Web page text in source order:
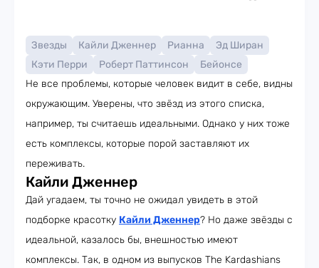
Звезды Кайли Дженнер Рианна
Эд Ширан
Кэти Перри
Роберт Паттинсон
Бейонсе
Не все проблемы, которые человек видит в себе, видны
окружающим. Уверены, что звёзд из этого списка,
например, ты считаешь идеальными. Однако у них тоже
есть комплексы, которые порой заставляют их
переживать.
Кайли Дженнер
Дай угадаем, ты точно не ожидал увидеть в этой
подборке красотку Кайли Дженнер? Но даже звёзды с
идеальной, казалось бы, внешностью имеют
комплексы. Так, в одном из выпусков The Kardashians